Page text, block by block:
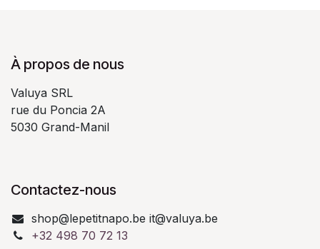
À propos de nous
Valuya SRL
rue du Poncia 2A
5030 Grand-Manil
Contactez-nous
shop@lepetitnapo.be it@valuya.be
+32 498 70 72 13